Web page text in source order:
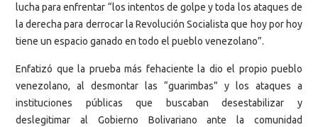
lucha para enfrentar “los intentos de golpe y toda los ataques de
la derecha para derrocar la Revolución Socialista que hoy por hoy
tiene un espacio ganado en todo el pueblo venezolano”.
Enfatizó que la prueba más fehaciente la dio el propio pueblo
venezolano, al desmontar las “guarimbas” y los ataques a
instituciones públicas que buscaban desestabilizar y
deslegitimar al Gobierno Bolivariano ante la comunidad